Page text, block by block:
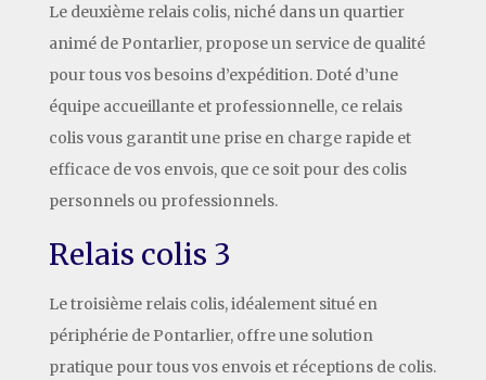
Le deuxième relais colis, niché dans un quartier
animé de Pontarlier, propose un service de qualité
pour tous vos besoins d’expédition. Doté d’une
équipe accueillante et professionnelle, ce relais
colis vous garantit une prise en charge rapide et
efficace de vos envois, que ce soit pour des colis
personnels ou professionnels.
Relais colis 3
Le troisième relais colis, idéalement situé en
périphérie de Pontarlier, offre une solution
pratique pour tous vos envois et réceptions de colis.